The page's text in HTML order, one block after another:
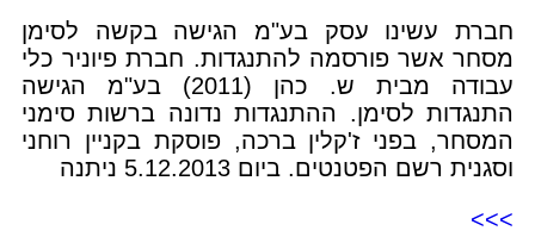
חברת עשינו עסק בע"מ הגישה בקשה לסימן
מסחר אשר פורסמה להתנגדות. חברת פיוניר כלי
עבודה מבית ש. כהן (2011) בע"מ הגישה
התנגדות לסימן. ההתנגדות נדונה ברשות סימני
המסחר, בפני ז'קלין ברכה, פוסקת בקניין רוחני
וסגנית רשם הפטנטים. ביום 5.12.2013 ניתנה
>>>